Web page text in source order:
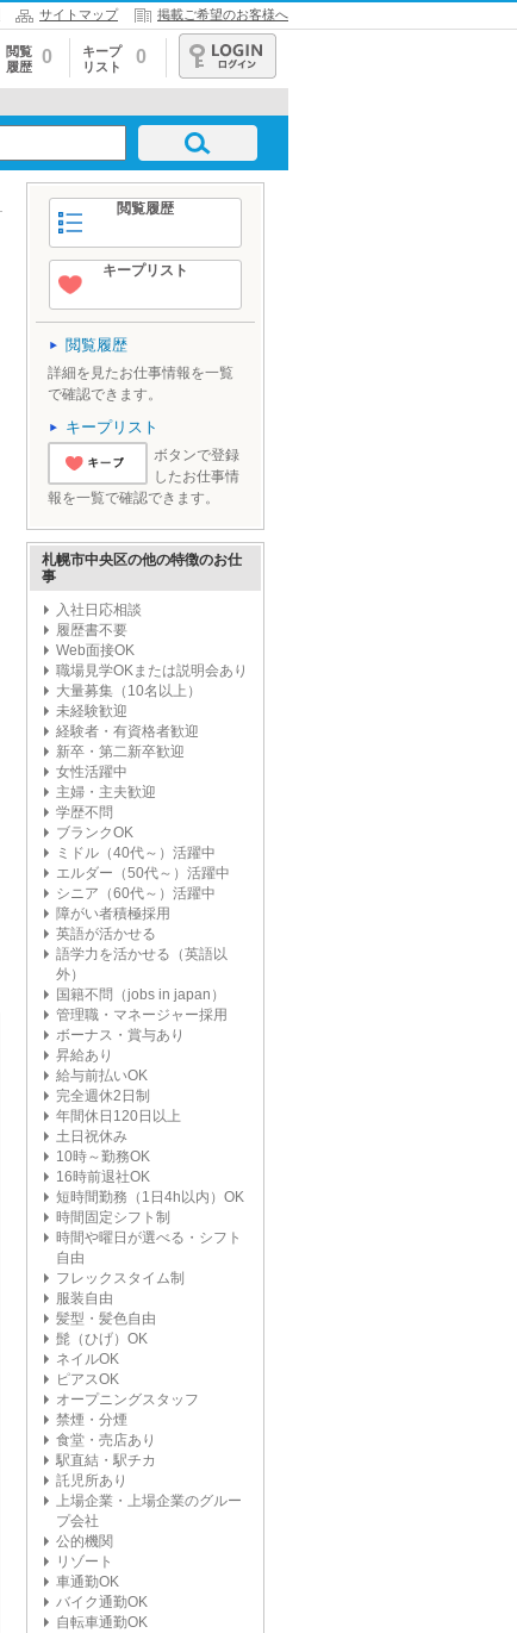
サイトマップ 掲載ご希望のお客様へ
閲覧
履歴
0
キープ
リスト
0
ログイン
閲覧履歴
キープリスト
閲覧履歴
詳細を見たお仕事情報を一覧
で確認できます。
キープリスト
'とりあえずキ
ボタンで登録
したお仕事情
報を一覧で確認できます。
札幌市中央区の他の特徴のお仕
事
入社日応相談
履歴書不要
Web面接OK
職場見学OKまたは説明会あり
大量募集（10名以上）
未経験歓迎
経験者・有資格者歓迎
新卒・第二新卒歓迎
女性活躍中
主婦・主夫歓迎
学歴不問
ブランクOK
ミドル（40代～）活躍中
エルダー（50代～）活躍中
シニア（60代～）活躍中
障がい者積極採用
英語が活かせる
語学力を活かせる（英語以
外）
国籍不問（jobs in japan）
管理職・マネージャー採用
ボーナス・賞与あり
昇給あり
給与前払いOK
完全週休2日制
年間休日120日以上
土日祝休み
10時～勤務OK
16時前退社OK
短時間勤務（1日4h以内）OK
時間固定シフト制
時間や曜日が選べる・シフト
自由
フレックスタイム制
服装自由
髪型・髪色自由
髭（ひげ）OK
ネイルOK
ピアスOK
オープニングスタッフ
禁煙・分煙
食堂・売店あり
駅直結・駅チカ
託児所あり
上場企業・上場企業のグルー
プ会社
公的機関
リゾート
車通勤OK
バイク通勤OK
自転車通勤OK